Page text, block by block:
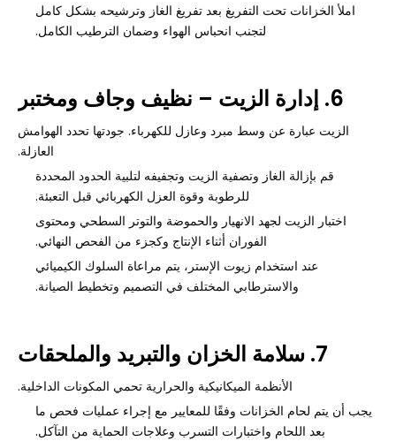
املأ الخزانات تحت التفريغ بعد تفريغ الغاز وترشيحه بشكل كامل
لتجنب انحباس الهواء وضمان الترطيب الكامل.
6. إدارة الزيت – نظيف وجاف ومختبر
الزيت عبارة عن وسط مبرد وعازل للكهرباء. جودتها تحدد الهوامش
العازلة.
قم بإزالة الغاز وتصفية الزيت وتجفيفه لتلبية الحدود المحددة
للرطوبة وقوة العزل الكهربائي قبل التعبئة.
اختبار الزيت لجهد الانهيار والحموضة والتوتر السطحي ومحتوى
الفوران أثناء الإنتاج وكجزء من الفحص النهائي.
عند استخدام زيوت الإستر، يتم مراعاة السلوك الكيميائي
والاسترطابي المختلف في التصميم وتخطيط الصيانة.
7. سلامة الخزان والتبريد والملحقات
الأنظمة الميكانيكية والحرارية تحمي المكونات الداخلية.
يجب أن يتم لحام الخزانات وفقًا للمعايير مع إجراء عمليات فحص ما
بعد اللحام واختبارات التسرب وعلاجات الحماية من التآكل.